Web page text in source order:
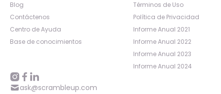
Blog
Contáctenos
Centro de Ayuda
Base de conocimientos
Términos de Uso
Política de Privacidad
Informe Anual 2021
Informe Anual 2022
Informe Anual 2023
Informe Anual 2024
ask@scrambleup.com